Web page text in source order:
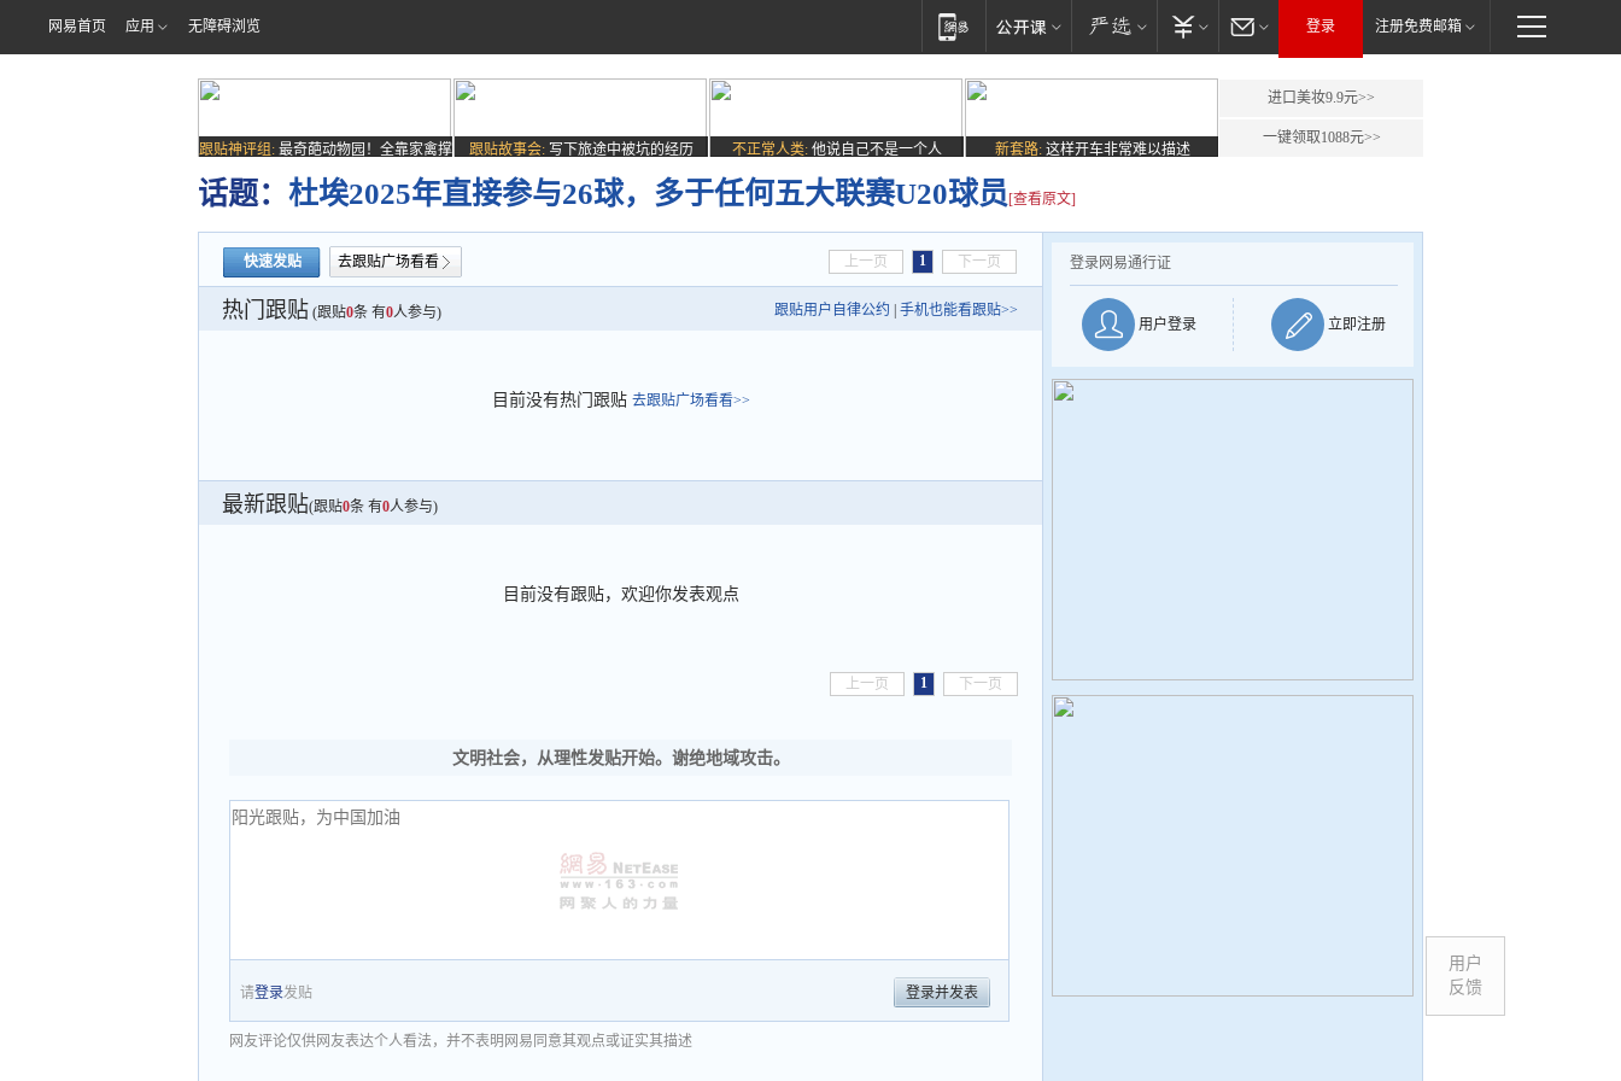
网易首页 应用 无障碍浏览 登录 注册免费邮箱
跟贴神评组: 最奇葩动物园！全靠家禽撑
场子
跟贴故事会: 写下旅途中被坑的经历 不正常人类: 他说自己不是一个人 新套路: 这样开车非常难以描述
进口美妆9.9元>>
一键领取1088元>>
话题： 杜埃2025年直接参与26球，多于任何五大联赛U20球员 [查看原文]
快速发贴 去跟贴广场看看 上一页 1 下一页
热门跟贴 (跟贴0条 有0人参与) 跟贴用户自律公约 手机也能看跟贴>>
目前没有热门跟贴 去跟贴广场看看>>
最新跟贴(跟贴0条 有0人参与)
目前没有跟贴，欢迎你发表观点
上一页 1 下一页
文明社会，从理性发贴开始。谢绝地域攻击。
请登录发贴 登录并发表
网友评论仅供网友表达个人看法，并不表明网易同意其观点或证实其描述
登录网易通行证
用户登录 立即注册
用户
反馈